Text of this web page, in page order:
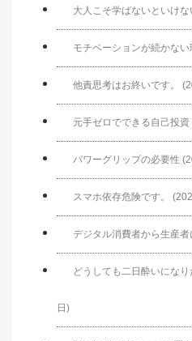
大人こそ学ばないといけ
モチベーションが続かな
他責思考はお終いです。
元手ゼロでできる自己投
パワーグリップの必要性
スマホ依存危険です。
デジタル消費者から生産
どうしても二日酔いにな
日)